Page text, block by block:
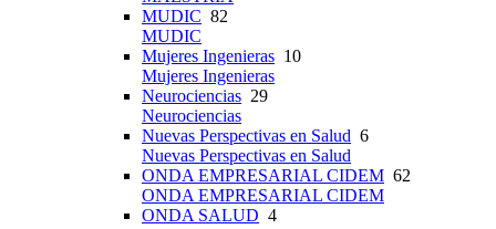
MUDIC 82
MUDIC
Mujeres Ingenieras 10
Mujeres Ingenieras
Neurociencias 29
Neurociencias
Nuevas Perspectivas en Salud 6
Nuevas Perspectivas en Salud
ONDA EMPRESARIAL CIDEM 62
ONDA EMPRESARIAL CIDEM
ONDA SALUD 4